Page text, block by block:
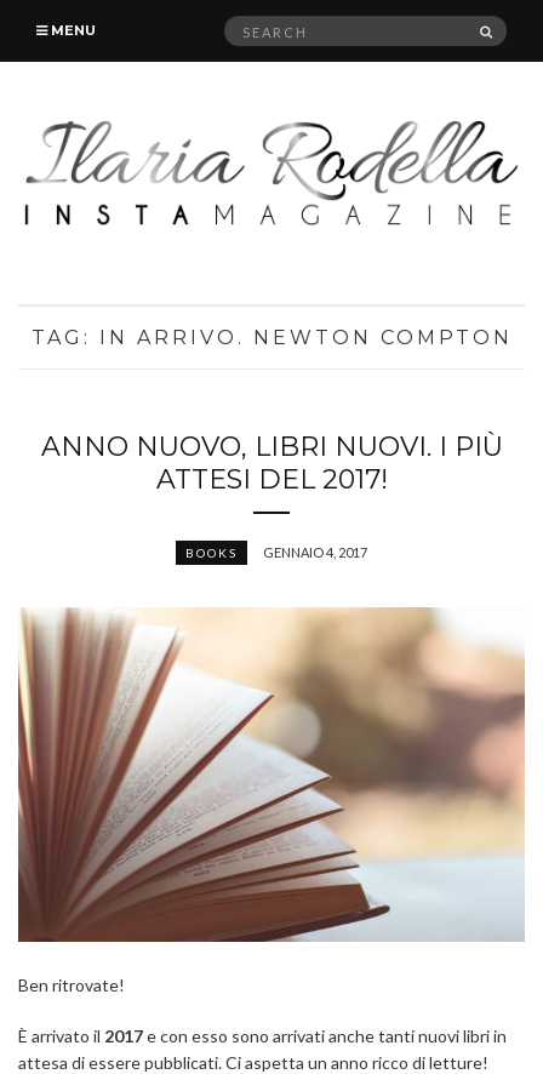
MENU
Search
TAG: IN ARRIVO. NEWTON COMPTON
ANNO NUOVO, LIBRI NUOVI. I PIÙ
ATTESI DEL 2017!
BOOKS GENNAIO 4, 2017
Ben ritrovate!
È arrivato il 2017e con esso sono arrivati anche tanti nuovi libri in
attesa di essere pubblicati. Ci aspetta un anno ricco di letture!